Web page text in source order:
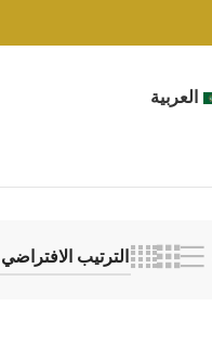
العربية